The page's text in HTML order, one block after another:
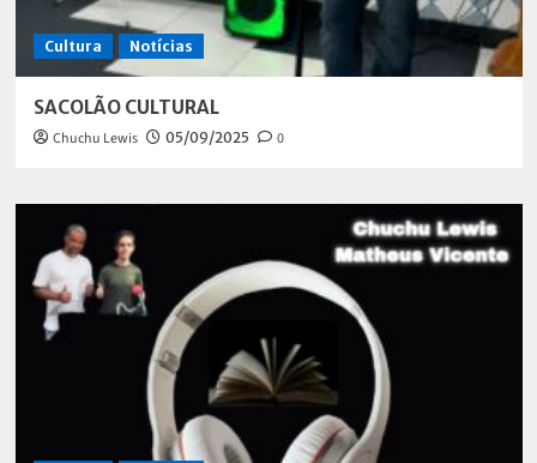
Cultura Notícias
SACOLÃO CULTURAL
Chuchu Lewis 05/09/2025 0